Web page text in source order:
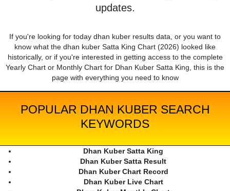
updates.
If you're looking for today dhan kuber results data, or you want to
know what the dhan kuber Satta King Chart (2026) looked like
historically, or if you're interested in getting access to the complete
Yearly Chart or Monthly Chart for Dhan Kuber Satta King, this is the
page with everything you need to know
POPULAR DHAN KUBER SEARCH
KEYWORDS
Dhan Kuber Satta King
Dhan Kuber Satta Result
Dhan Kuber Chart Record
Dhan Kuber Live Chart